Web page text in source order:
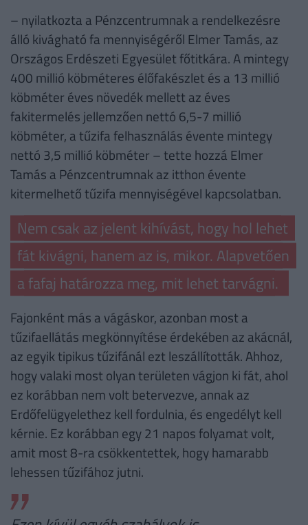
– nyilatkozta a Pénzcentrumnak a rendelkezésre
álló kivágható fa mennyiségéről Elmer Tamás, az
Országos Erdészeti Egyesület főtitkára. A mintegy
400 millió köbméteres élőfakészlet és a 13 millió
köbméter éves növedék mellett az éves
fakitermelés jellemzően nettó 6,5-7 millió
köbméter, a tűzifa felhasználás évente mintegy
nettó 3,5 millió köbméter – tette hozzá Elmer
Tamás a Pénzcentrumnak az itthon évente
kitermelhető tűzifa mennyiségével kapcsolatban.
Nem csak az jelent kihívást, hogy hol lehet
fát kivágni, hanem az is, mikor. Alapvetően
a fafaj határozza meg, mit lehet tarvágni.
Fajonként más a vágáskor, azonban most a
tűzifaellátás megkönnyítése érdekében az akácnál,
az egyik tipikus tűzifánál ezt leszállították. Ahhoz,
hogy valaki most olyan területen vágjon ki fát, ahol
ez korábban nem volt betervezve, annak az
Erdőfelügyelethez kell fordulnia, és engedélyt kell
kérnie. Ez korábban egy 21 napos folyamat volt,
amit most 8-ra csökkentettek, hogy hamarabb
lehessen tűzifához jutni.